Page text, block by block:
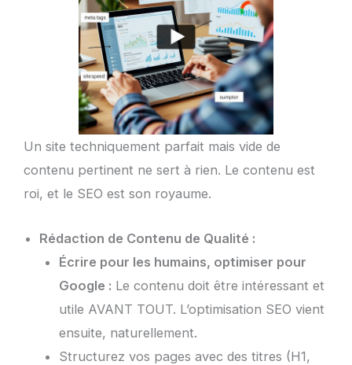
Un site techniquement parfait mais vide de
contenu pertinent ne sert à rien. Le contenu est
roi, et le SEO est son royaume.
Rédaction de Contenu de Qualité :
Écrire pour les humains, optimiser pour
Google : Le contenu doit être intéressant et
utile AVANT TOUT. L’optimisation SEO vient
ensuite, naturellement.
Structurez vos pages avec des titres (H1,